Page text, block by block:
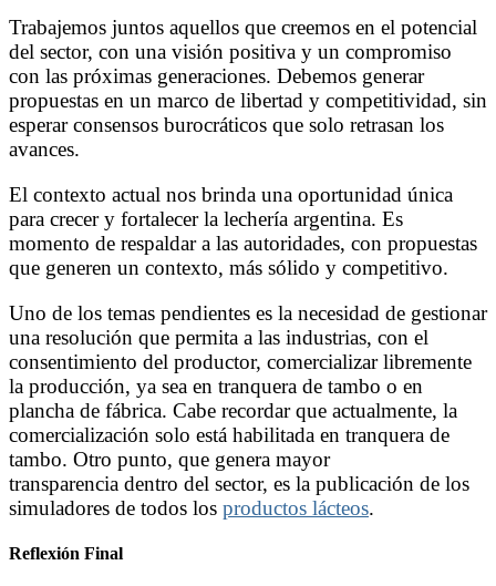
Trabajemos juntos aquellos que creemos en el potencial
del sector, con una visión positiva y un compromiso
con las próximas generaciones. Debemos generar
propuestas en un marco de libertad y competitividad, sin
esperar consensos burocráticos que solo retrasan los
avances.
El contexto actual nos brinda una oportunidad única
para crecer y fortalecer la lechería argentina. Es
momento de respaldar a las autoridades, con propuestas
que generen un contexto, más sólido y competitivo.
Uno de los temas pendientes es la necesidad de gestionar
una resolución que permita a las industrias, con el
consentimiento del productor, comercializar libremente
la producción, ya sea en tranquera de tambo o en
plancha de fábrica. Cabe recordar que actualmente, la
comercialización solo está habilitada en tranquera de
tambo. Otro punto, que genera mayor
transparencia dentro del sector, es la publicación de los
simuladores de todos los productos lácteos.
Reflexión Final